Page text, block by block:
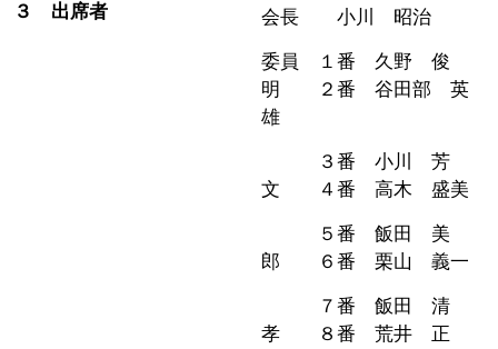
３ 出席者
会長 小川 昭治
委員 １番 久野 俊
明 ２番 谷田部 英
雄
３番 小川 芳
文 ４番 高木 盛美
５番 飯田 美
郎 ６番 栗山 義一
７番 飯田 清
孝 ８番 荒井 正